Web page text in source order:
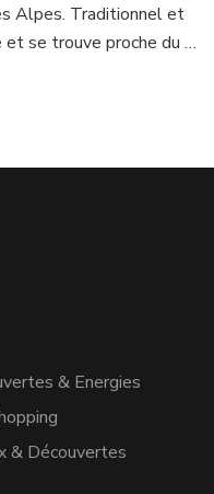
Alpes. Traditionnel et
se trouve proche du …
& Energies
& Découvertes